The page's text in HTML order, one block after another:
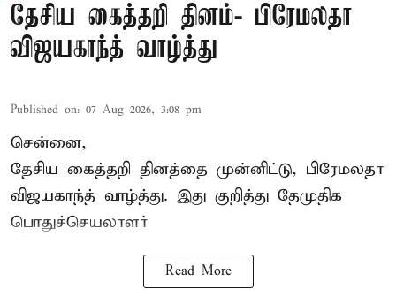
தேசிய கைத்தறி தினம்- பிரேமலதா
விஜயகாந்த் வாழ்த்து
Published on: 07 Aug 2026, 3:08 pm
சென்னை,
தேசிய கைத்தறி தினத்தை முன்னிட்டு, பிரேமலதா
விஜயகாந்த் வாழ்த்து. இது குறித்து தேமுதிக
பொதுச்செயலாளர்
Read More